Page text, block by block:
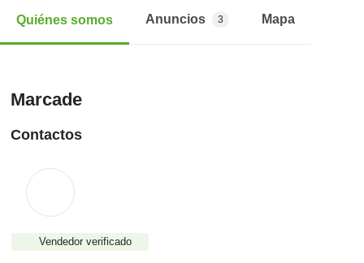
Quiénes somos Anuncios 3 Mapa
Marcade
Contactos
Vendedor verificado